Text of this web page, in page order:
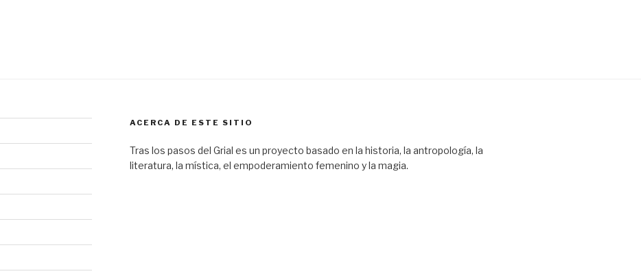
ACERCA DE ESTE SITIO
Tras los pasos del Grial es un proyecto basado en la historia, la antropología, la
literatura, la mística, el empoderamiento femenino y la magia.